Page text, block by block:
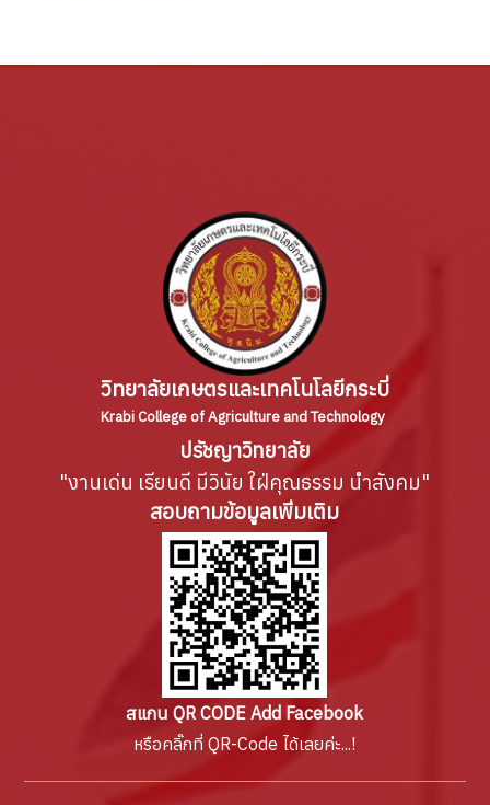
วิทยาลัยเกษตรและเทคโนโลยีกระบี่
Krabi College of Agriculture and Technology
ปรัชญาวิทยาลัย
"งานเด่น เรียนดี มีวินัย ใฝ่คุณธรรม นำสังคม"
สอบถามข้อมูลเพิ่มเติม
สแกน QR CODE Add Facebook
หรือคลิ๊กที่ QR-Code ได้เลยค่ะ...!